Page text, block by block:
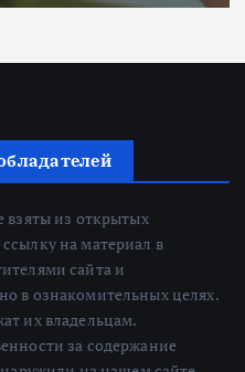
взяты из открытых
на материал в
сайта и
в ознакомительных целях.
их владельцам.
за содержание